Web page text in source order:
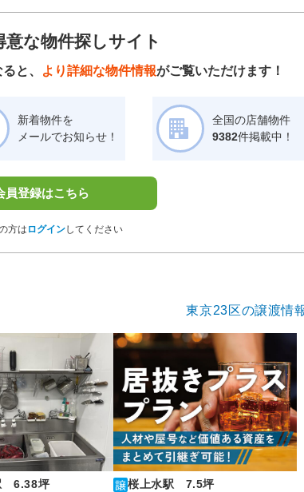
意な物件探しサイト
と、 より詳細な物件情報がご覧いただけます！
新着物件を
メールでお知らせ！
全国の店舗物件
9382件掲載中！
員登録はこちら
方は ログインしてください
東京23区の譲渡情
6.38坪
桜上水駅 7.5坪